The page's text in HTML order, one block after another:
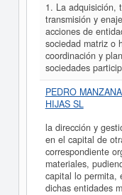
1. La adquisición,
transmisión y
acciones de
sociedad matriz o
coordinación y
sociedades
PEDRO
HIJAS SL
la dirección y
en el capital de
correspondiente
materiales,
capital lo permita,
dichas entidades